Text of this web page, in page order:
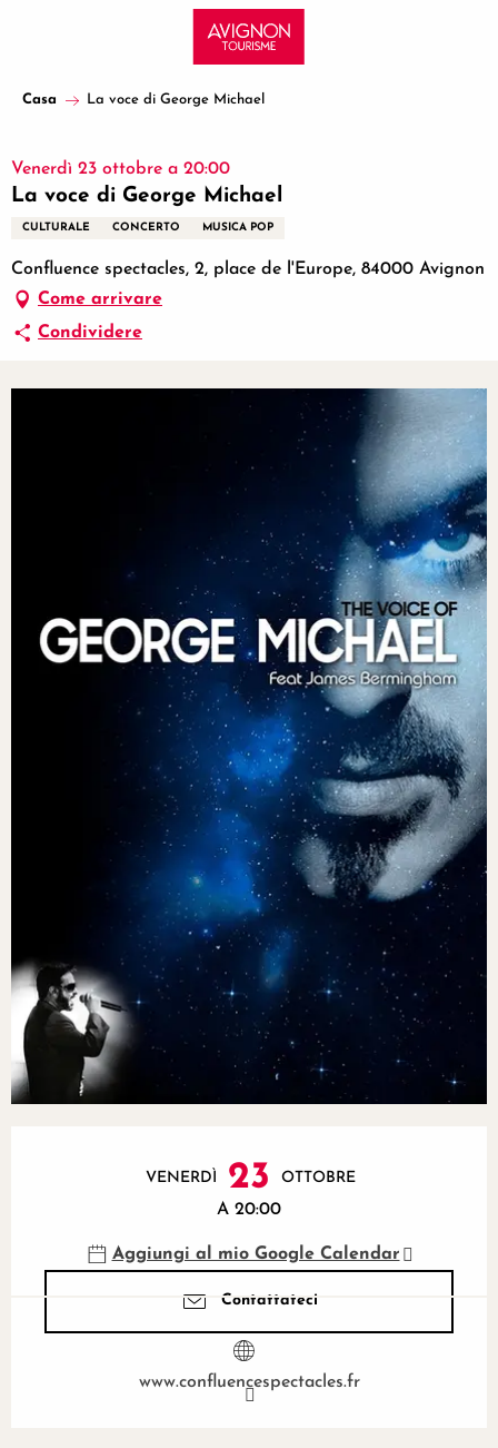
principal
Casa La voce di George Michael
Venerdì 23 ottobre a 20:00
La voce di George Michael
CULTURALE CONCERTO MUSICA POP
Confluence spectacles, 2, place de l'Europe, 84000 Avignon
Come arrivare
Condividere
VENERDÌ 23 OTTOBRE
A 20:00
Aggiungi al mio Google Calendar
Contattateci
www.confluencespectacles.fr